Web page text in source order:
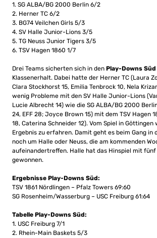
1. SG ALBA/BG 2000 Berlin 6/2
2. Herner TC 6/2
3. BG74 Veilchen Girls 5/3
4. SV Halle Junior-Lions 3/5
5. TG Neuss Junior Tigers 3/5
6. TSV Hagen 1860 1/7
Drei Teams sicherten sich in den Play-Downs Süd
Klassenerhalt. Dabei hatte der Herner TC (Laura
Clara Stockhorst 15, Emilia Tenbrock 10, Nela
wenig Probleme mit den SV Halle Junior-Lions
Lucie Albrecht 14) wie die SG ALBA/BG 2000
24, EFF 28; Joyce Brown 15) mit dem TSV Hagen
18, Caterina Schneider 12). Vom Spiel in Göttingen
Ergebnis zu erfahren. Damit geht es beim Gang in
noch um Halle oder Neuss, die am kommenden
aufeinandertreffen. Halle hat das Hinspiel mit
gewonnen.
Ergebnisse Play-Downs Süd:
TSV 1861 Nördlingen – Pfalz Towers 69:60
SG Rosenheim/Wasserburg – USC Freiburg 61:64
Tabelle Play-Downs Süd:
1. USC Freiburg 7/1
2. Rhein-Main Baskets 5/3